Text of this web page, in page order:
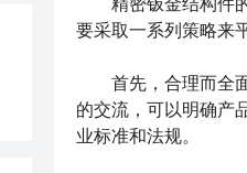
精密钣金结构件
要采取一系列策略来
首先，合理而全面
的交流，可以明确产
业标准和法规。